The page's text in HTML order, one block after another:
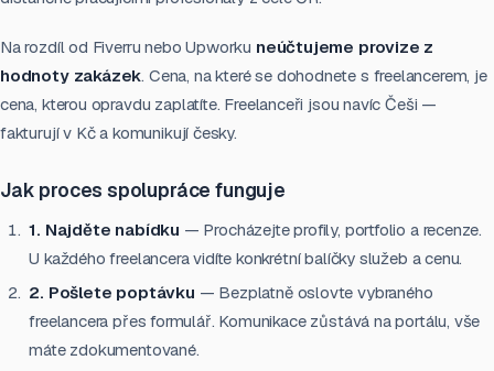
Na rozdíl od Fiverru nebo Upworku neúčtujeme provize z
hodnoty zakázek. Cena, na které se dohodnete s freelancerem, je
cena, kterou opravdu zaplatíte. Freelanceři jsou navíc Češi —
fakturují v Kč a komunikují česky.
Jak proces spolupráce funguje
1. Najděte nabídku — Procházejte profily, portfolio a recenze.
U každého freelancera vidíte konkrétní balíčky služeb a cenu.
2. Pošlete poptávku — Bezplatně oslovte vybraného
freelancera přes formulář. Komunikace zůstává na portálu, vše
máte zdokumentované.